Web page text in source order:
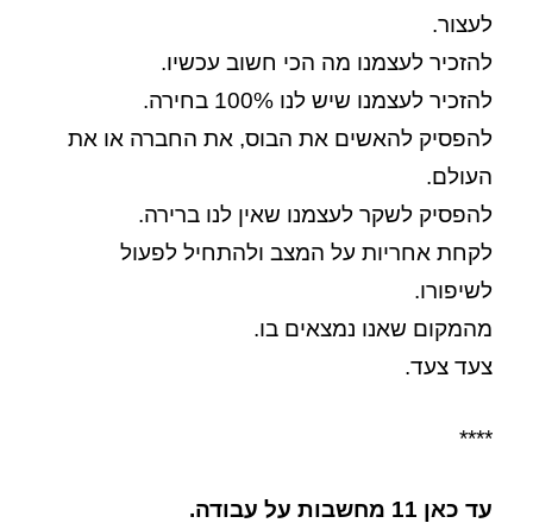
לעצור.
להזכיר לעצמנו מה הכי חשוב עכשיו.
להזכיר לעצמנו שיש לנו 100% בחירה.
להפסיק להאשים את הבוס, את החברה או את
העולם.
להפסיק לשקר לעצמנו שאין לנו ברירה.
לקחת אחריות על המצב ולהתחיל לפעול
לשיפורו.
מהמקום שאנו נמצאים בו.
צעד צעד.
****
עד כאן 11 מחשבות על עבודה.